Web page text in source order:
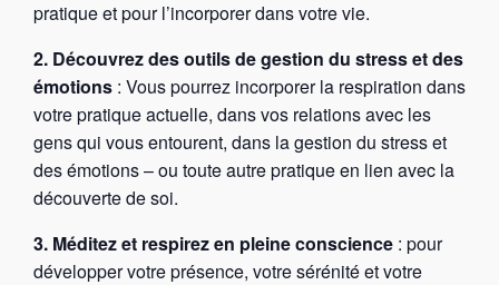
pratique et pour l’incorporer dans votre vie.
2. Découvrez des outils de gestion du stress et des
émotions : Vous pourrez incorporer la respiration dans
votre pratique actuelle, dans vos relations avec les
gens qui vous entourent, dans la gestion du stress et
des émotions – ou toute autre pratique en lien avec la
découverte de soi.
3. Méditez et respirez en pleine conscience : pour
développer votre présence, votre sérénité et votre